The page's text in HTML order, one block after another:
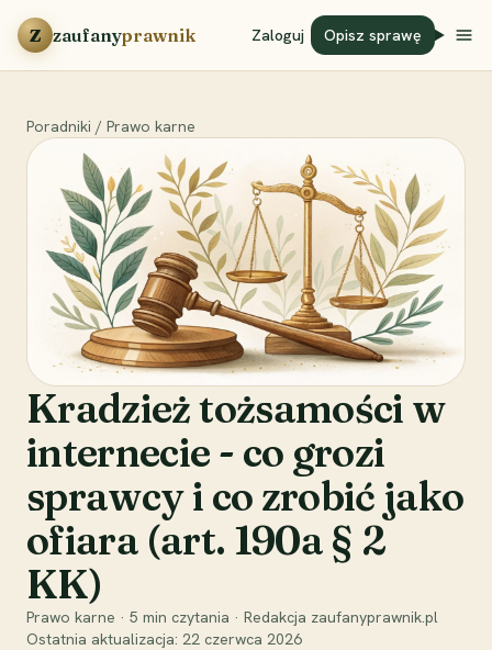
Przejdź do treści
Z zaufanyprawnik Zaloguj Opisz sprawę
Poradniki / Prawo karne
Kradzież tożsamości w
internecie - co grozi
sprawcy i co zrobić jako
ofiara (art. 190a § 2
KK)
Prawo karne · 5 min czytania · Redakcja zaufanyprawnik.pl
Ostatnia aktualizacja: 22 czerwca 2026